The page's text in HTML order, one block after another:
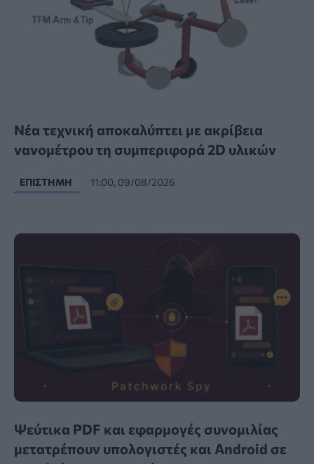
Νέα τεχνική αποκαλύπτει με ακρίβεια
νανομέτρου τη συμπεριφορά 2D υλικών
ΕΠΙΣΤΉΜΗ 11:00, 09/08/2026
Ψεύτικα PDF και εφαρμογές συνομιλίας
μετατρέπουν υπολογιστές και Android σε